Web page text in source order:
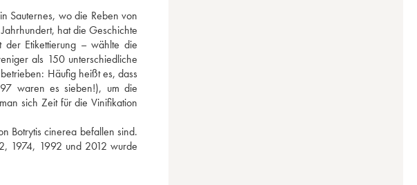
Sauternes, wo die Reben von
hat die Geschichte
Etikettierung – wählte die
als 150 unterschiedliche
Häufig heißt es, dass
waren es sieben!), um die
sich Zeit für die Vinifikation
Botrytis cinerea befallen sind.
1974, 1992 und 2012 wurde